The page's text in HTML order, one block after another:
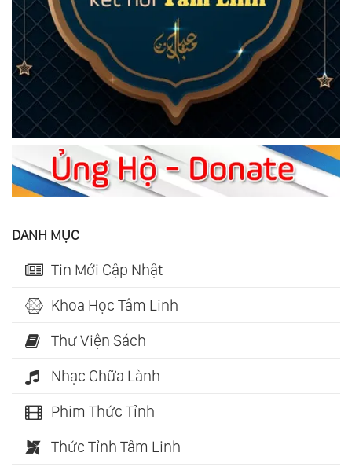
DANH MỤC
Tin Mới Cập Nhật
Khoa Học Tâm Linh
Thư Viện Sách
Nhạc Chữa Lành
Phim Thức Tỉnh
Thức Tỉnh Tâm Linh